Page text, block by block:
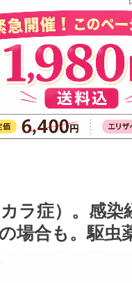
ラ症）。感染
場合も。駆虫